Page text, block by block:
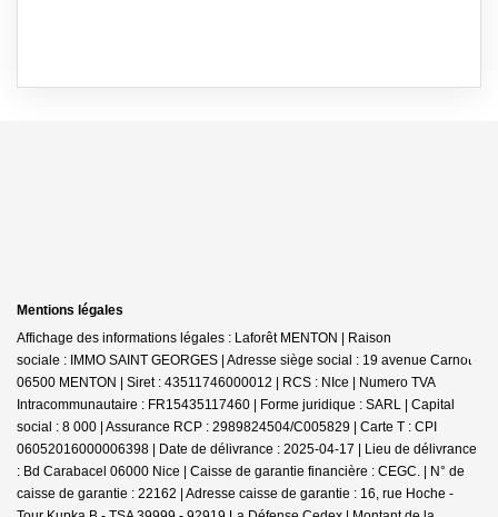
Mentions légales
Affichage des informations légales : Laforêt MENTON | Raison
sociale : IMMO SAINT GEORGES | Adresse siège social : 19 avenue Carnot -
06500 MENTON | Siret : 43511746000012 | RCS : NIce | Numero TVA
Intracommunautaire : FR15435117460 | Forme juridique : SARL | Capital
social : 8 000 | Assurance RCP : 2989824504/C005829 | Carte T : CPI
06052016000006398 | Date de délivrance : 2025-04-17 | Lieu de délivrance
: Bd Carabacel 06000 Nice | Caisse de garantie financière : CEGC. | N° de
caisse de garantie : 22162 | Adresse caisse de garantie : 16, rue Hoche -